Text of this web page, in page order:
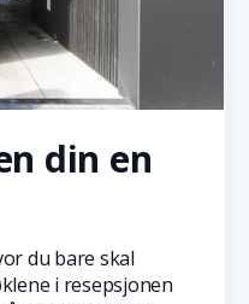
din en
du bare skal
i resepsjonen